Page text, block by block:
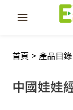
首頁 > 產品目錄
中國娃娃